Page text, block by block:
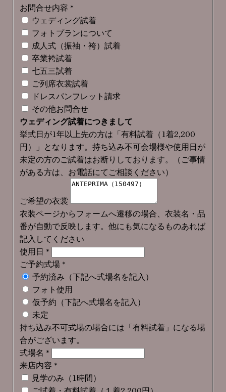
お問合せ内容 *
ウェディング試着
フォトプランについて
成人式（振袖・袴）試着
卒業袴試着
七五三試着
ご列席衣裳試着
ドレスパンフレット請求
その他お問合せ
ウェディング試着につきまして
挙式日が1年以上先の方は「有料試着（1着2,200
円）」となります。持ち込み不可会場様や使用日が
未定の方のご試着はお断りしております。（ご事情
がある方は、お電話にてご相談ください）
ご希望の衣裳
衣装ページからフォームへ遷移の場合、衣装名・品
番が自動で反映します。他にも気になるものあれば
記入してください
使用日 *
ご予約式場 *
予約済み（下記へ式場名を記入）
フォト使用
仮予約（下記へ式場名を記入）
未定
持ち込み不可式場の場合には「有料試着」になる場
合がございます。
式場名 *
来店内容 *
見学のみ（1時間）